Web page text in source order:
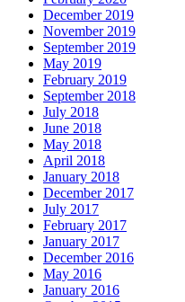
December 2019
November 2019
September 2019
May 2019
February 2019
September 2018
July 2018
June 2018
May 2018
April 2018
January 2018
December 2017
July 2017
February 2017
January 2017
December 2016
May 2016
January 2016